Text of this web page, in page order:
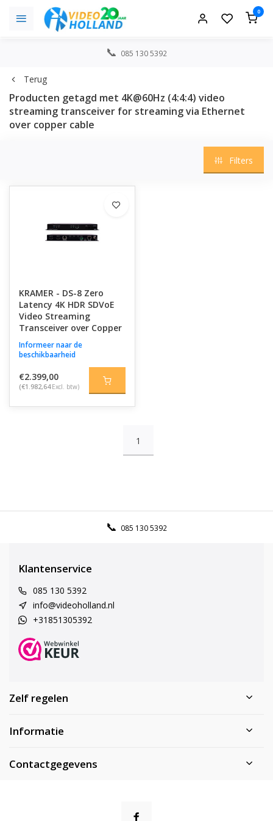
0
085 130 5392
Terug
Producten getagd met 4K@60Hz (4:4:4) video
streaming transceiver for streaming via Ethernet
over copper cable
Filters
KRAMER - DS-8 Zero
Latency 4K HDR SDVoE
Video Streaming
Transceiver over Copper
Informeer naar de
beschikbaarheid
€2.399,00
(€1.982,64 Excl. btw)
1
085 130 5392
Klantenservice
085 130 5392
info@videoholland.nl
+31851305392
Zelf regelen
Informatie
Contactgegevens